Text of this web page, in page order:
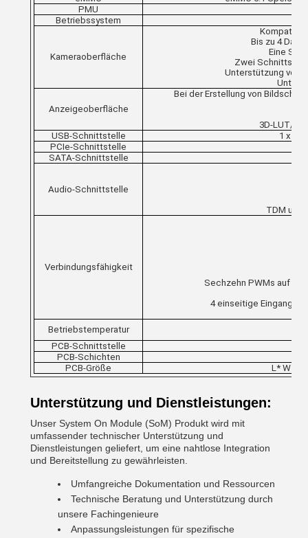
PMU
Betriebssystem
Kameraoberfläche
Bis zu 4
Eine
Zwei
Unterstützung von
Anzeigeoberfläche
Bei der Erstellung von
3D-LUT/
USB-Schnittstelle
1 x
PCIe-Schnittstelle
SATA-Schnittstelle
Audio-Schnittstelle
TDM
Verbindungsfähigkeit
Sechzehn PWMs auf
4 einseitige
Betriebstemperatur
PCB-Schnittstelle
PCB-Schichten
PCB-Größe
L* W *
Unterstützung und Dienstleistungen:
Unser System On Module (SoM) Produkt wird mit
umfassender technischer Unterstützung und
Dienstleistungen geliefert, um eine nahtlose Integration
und Bereitstellung zu gewährleisten.
Umfangreiche Dokumentation und Ressourcen
Technische Beratung und Unterstützung durch
unsere Fachingenieure
Anpassungsleistungen für spezifische